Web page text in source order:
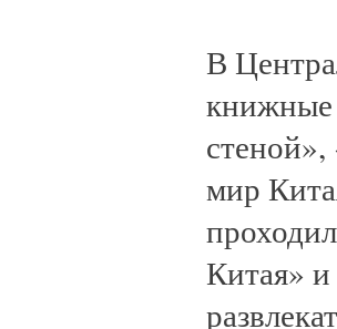
В
книжные
мир
Китая»